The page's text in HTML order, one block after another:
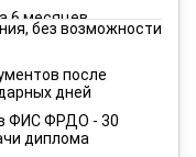
6 месяцев
12 месяцев
без возможности
после
дней
ФИС ФРДО - 30
диплома